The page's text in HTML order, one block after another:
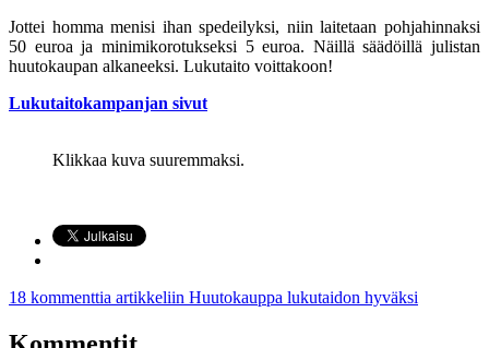
Jottei homma menisi ihan spedeilyksi, niin laitetaan pohjahinnaksi
50 euroa ja minimikorotukseksi 5 euroa. Näillä säädöillä julistan
huutokaupan alkaneeksi. Lukutaito voittakoon!
Lukutaitokampanjan sivut
Klikkaa kuva suuremmaksi.
18 kommenttia artikkeliin Huutokauppa lukutaidon hyväksi